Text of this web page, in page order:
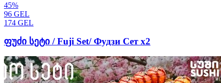
45%
96 GEL
174 GEL
ფუძი სეტი / Fuji Set/ Фудзи Сет x2